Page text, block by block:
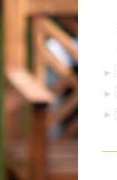
►
►
►